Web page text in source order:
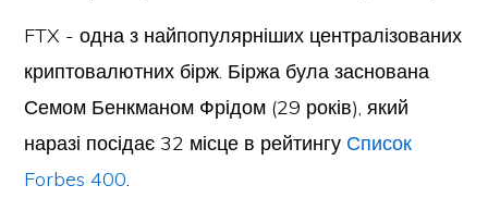
FTX - одна з найпопулярніших централізованих
криптовалютних бірж. Біржа була заснована
Семом Бенкманом Фрідом (29 років), який
наразі посідає 32 місце в рейтингу Список
Forbes 400.